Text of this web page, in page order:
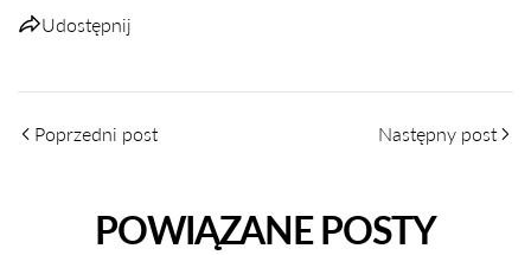
Udostępnij
Poprzedni post Następny post
POWIĄZANE POSTY